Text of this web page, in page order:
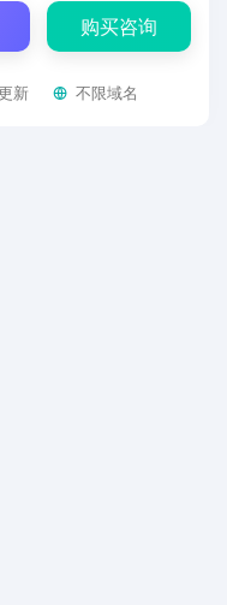
购买咨询
新 不限域名